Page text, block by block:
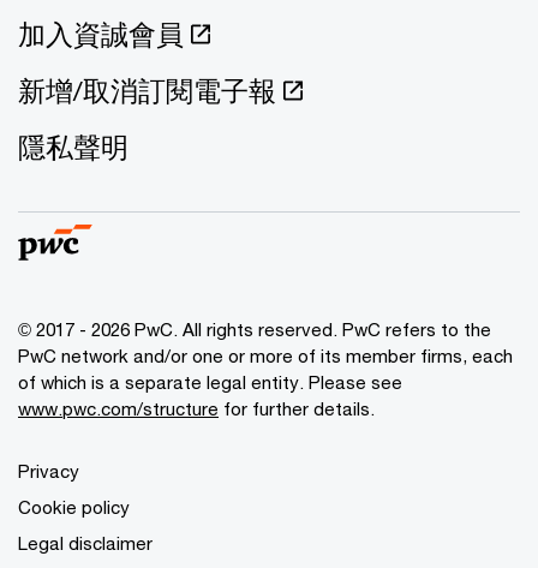
加入資誠會員
新增/取消訂閱電子報
隱私聲明
© 2017 - 2026 PwC. All rights reserved. PwC refers to the
PwC network and/or one or more of its member firms, each
of which is a separate legal entity. Please see
www.pwc.com/structure for further details.
Privacy
Cookie policy
Legal disclaimer